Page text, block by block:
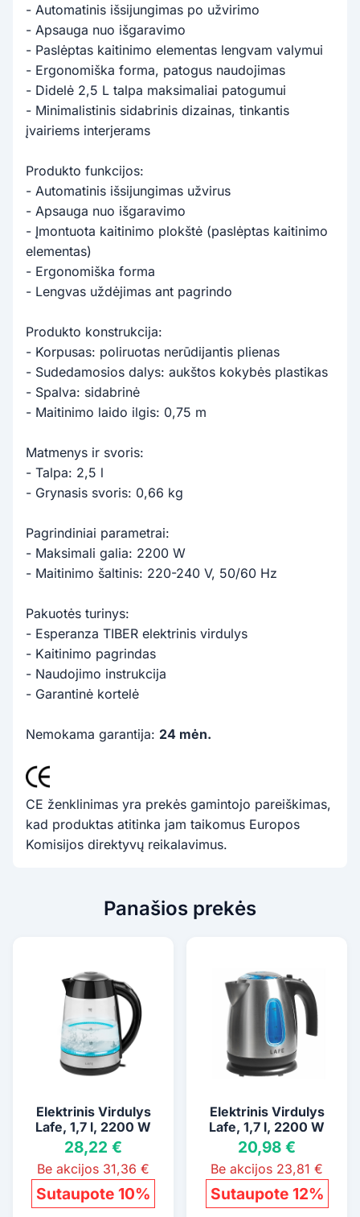
- Automatinis išsijungimas po užvirimo
- Apsauga nuo išgaravimo
- Paslėptas kaitinimo elementas lengvam valymui
- Ergonomiška forma, patogus naudojimas
- Didelė 2,5 L talpa maksimaliai patogumui
- Minimalistinis sidabrinis dizainas, tinkantis
įvairiems interjerams
Produkto funkcijos:
- Automatinis išsijungimas užvirus
- Apsauga nuo išgaravimo
- Įmontuota kaitinimo plokštė (paslėptas kaitinimo
elementas)
- Ergonomiška forma
- Lengvas uždėjimas ant pagrindo
Produkto konstrukcija:
- Korpusas: poliruotas nerūdijantis plienas
- Sudedamosios dalys: aukštos kokybės plastikas
- Spalva: sidabrinė
- Maitinimo laido ilgis: 0,75 m
Matmenys ir svoris:
- Talpa: 2,5 l
- Grynasis svoris: 0,66 kg
Pagrindiniai parametrai:
- Maksimali galia: 2200 W
- Maitinimo šaltinis: 220-240 V, 50/60 Hz
Pakuotės turinys:
- Esperanza TIBER elektrinis virdulys
- Kaitinimo pagrindas
- Naudojimo instrukcija
- Garantinė kortelė
Nemokama garantija: 24 mėn.
CE ženklinimas yra prekės gamintojo pareiškimas,
kad produktas atitinka jam taikomus Europos
Komisijos direktyvų reikalavimus.
Panašios prekės
Elektrinis Virdulys
Lafe, 1,7 l, 2200 W
28,22 €
Be akcijos 31,36 €
Sutaupote 10%
Elektrinis Virdulys
Lafe, 1,7 l, 2200 W
20,98 €
Be akcijos 23,81 €
Sutaupote 12%